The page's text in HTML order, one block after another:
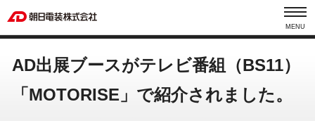
MENU
AD出展ブースがテレビ番組（BS11）
「MOTORISE」で紹介されました。